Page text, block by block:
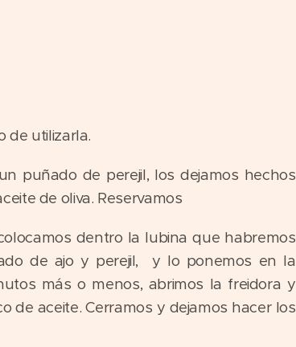
de utilizarla.
puñado de perejil, los dejamos hechos
de oliva. Reservamos
dentro la lubina que habremos
de ajo y perejil, y lo ponemos en la
más o menos, abrimos la freidora y
de aceite. Cerramos y dejamos hacer los